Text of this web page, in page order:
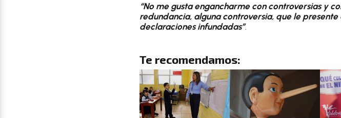
“No me gusta engancharme con controversias y
redundancia, alguna controversia, que le
declaraciones infundadas”.
Te recomendamos: